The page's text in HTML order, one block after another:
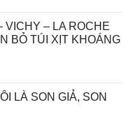
VICHY – LA ROCHE
BỎ TÚI XỊT KHOÁNG
LÀ SON GIẢ, SON